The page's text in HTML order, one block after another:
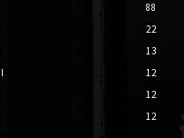
88
22
13
12
12
12